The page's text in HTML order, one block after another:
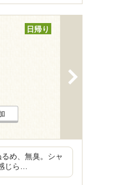
日帰り
め、無臭。シャ
じら…